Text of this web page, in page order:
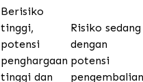
Berisiko
tinggi,
potensi
penghargaan
tinggi dan
Risiko sedang
dengan
potensi
pengembalian